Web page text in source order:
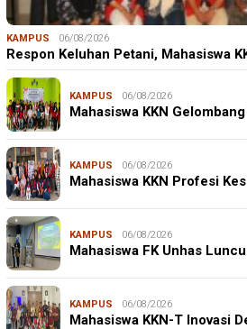
KAMPUS 06/08/2026
Respon Keluhan Petani, Mahasiswa
KAMPUS 06/08/2026
Mahasiswa KKN
KAMPUS 06/08/2026
Mahasiswa KKN Profesi
KAMPUS 06/08/2026
Mahasiswa FK Unhas
KAMPUS 06/08/2026
Mahasiswa KKN-T Inovasi